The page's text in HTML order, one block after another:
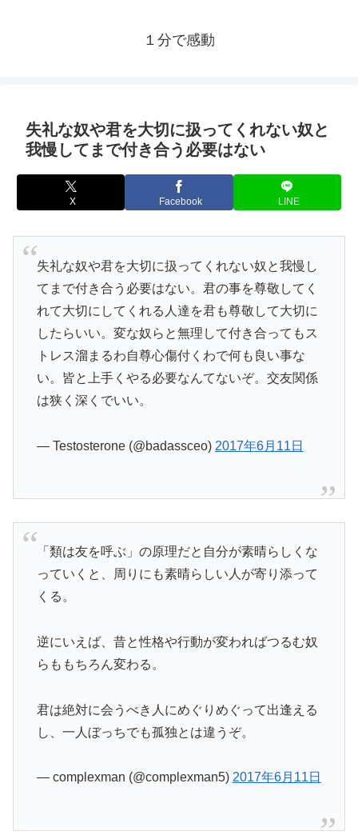
１分で感動
失礼な奴や君を大切に扱ってくれない奴と
我慢してまで付き合う必要はない
X Facebook LINE
失礼な奴や君を大切に扱ってくれない奴と我慢し
てまで付き合う必要はない。君の事を尊敬してく
れて大切にしてくれる人達を君も尊敬して大切に
したらいい。変な奴らと無理して付き合ってもス
トレス溜まるわ自尊心傷付くわで何も良い事な
い。皆と上手くやる必要なんてないぞ。交友関係
は狭く深くでいい。
— Testosterone (@badassceo) 2017年6月11日
「類は友を呼ぶ」の原理だと自分が素晴らしくな
っていくと、周りにも素晴らしい人が寄り添って
くる。
逆にいえば、昔と性格や行動が変わればつるむ奴
らももちろん変わる。
君は絶対に会うべき人にめぐりめぐって出逢える
し、一人ぼっちでも孤独とは違うぞ。
— complexman (@complexman5) 2017年6月11日